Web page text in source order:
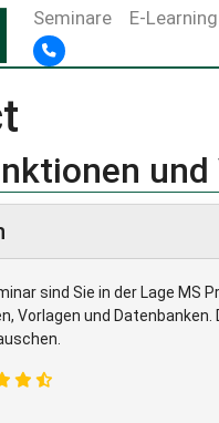
Seminare E-Learning
sind Sie in der Lage
Vorlagen und